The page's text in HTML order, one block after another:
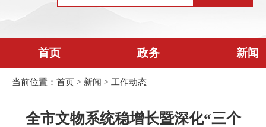
首页 政务 新闻
当前位置： 首页 > 新闻 > 工作动态
全市文物系统稳增长暨深化“三个